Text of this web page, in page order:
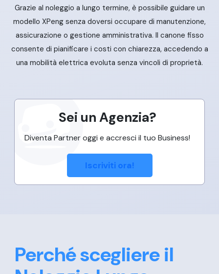
Grazie al noleggio a lungo termine, è possibile guidare un
modello XPeng senza doversi occupare di manutenzione,
assicurazione o gestione amministrativa. Il canone fisso
consente di pianificare i costi con chiarezza, accedendo a
una mobilità elettrica evoluta senza vincoli di proprietà.
Sei un Agenzia?
Diventa Partner oggi e accresci il tuo Business!
Iscriviti ora!
Perché scegliere il